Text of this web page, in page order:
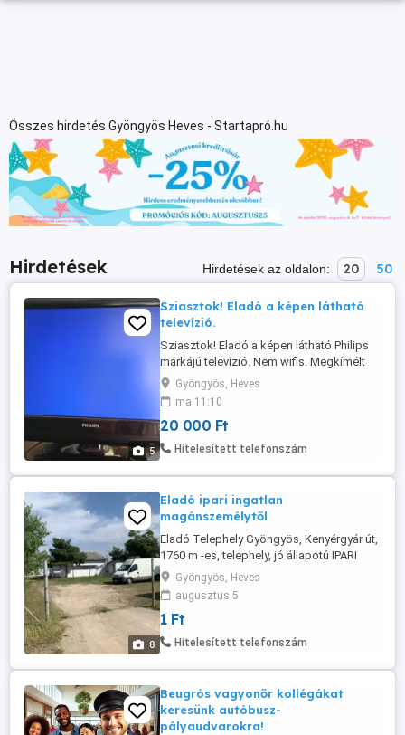
Összes hirdetés Gyöngyös Heves - Startapró.hu
Hirdetések Hirdetések az oldalon: 20 50
5
Sziasztok! Eladó a képen látható
televízió.
Sziasztok! Eladó a képen látható Philips
márkájú televízió. Nem wifis. Megkímélt
állapotú. Csak személyes átvétellel!
Természetesen működik
Gyöngyös, Heves
ma 11:10
20 000 Ft
Hitelesített telefonszám
8
Eladó ipari ingatlan
magánszemélytől
Eladó Telephely Gyöngyös, Kenyérgyár út,
1760 m -es, telephely, jó állapotú IPARI
PARK - M3 KÖZELÉBEN - 400 NM
FELÉPÍTMÉNY - AZONNAL BIRTOKBA
VEHETŐ 5 percre az M3-as autópályától,
ipari parkban, eladásra kínálok egy 1760
nm-es telket. A telek 2 helyrajzi számon
Gyöngyös, Heves
augusztus 5
1 Ft
Hitelesített telefonszám
Beugrós vagyonőr kollégákat
keresünk autóbusz-
pályaudvarokra!